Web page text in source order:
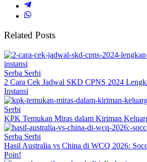
Related Posts
Serba Serbi
2 Cara Cek Jadwal SKD CPNS 2024
Instansi
Serbi
KPK Temukan Miras dalam Kiriman
Serba Serbi
Hasil Australia vs China di WCQ 2026:
Poin!